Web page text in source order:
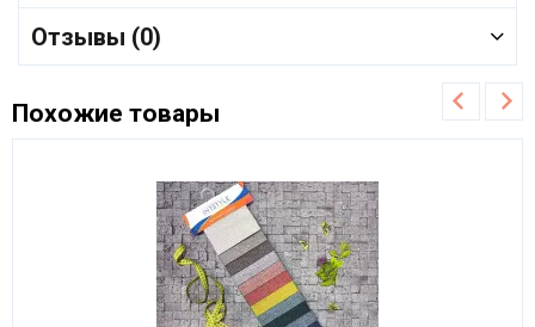
Отзывы (0)
Похожие товары